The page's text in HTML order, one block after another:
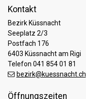
Kontakt
Bezirk Küssnacht
Seeplatz 2/3
Postfach 176
6403 Küssnacht am Rigi
Telefon 041 854 01 81
bezirk@kuessnacht.ch
Öffnungszeiten